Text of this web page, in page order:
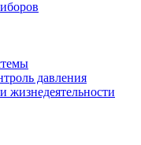
давления
жизнедеятельности